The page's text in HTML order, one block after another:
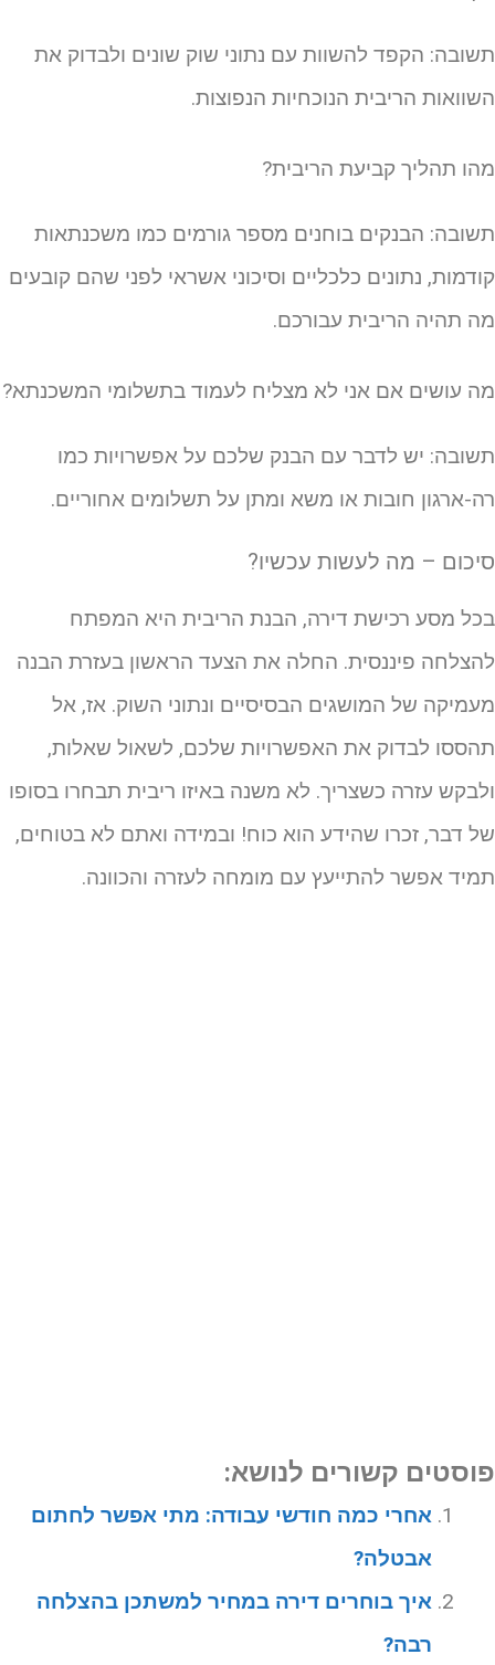
הקפד להשוות עם נתוני שוק שונים ולבדוק את
הריבית הנוכחיות הנפוצות.
תהליך קביעת הריבית?
הבנקים בוחנים מספר גורמים כמו משכנתאות
נתונים כלכליים וסיכוני אשראי לפני שהם קובעים
תהיה הריבית עבורכם.
עושים אם אני לא מצליח לעמוד בתשלומי המשכנתא?
יש לדבר עם הבנק שלכם על אפשרויות כמו
ארגון חובות או משא ומתן על תשלומים אחוריים.
– מה לעשות עכשיו?
מסע רכישת דירה, הבנת הריבית היא המפתח
פיננסית. החלה את הצעד הראשון בעזרת הבנה
של המושגים הבסיסיים ונתוני השוק. אז, אל
לבדוק את האפשרויות שלכם, לשאול שאלות,
עזרה כשצריך. לא משנה באיזו ריבית תבחרו בסופו
דבר, זכרו שהידע הוא כוח! ובמידה ואתם לא בטוחים,
אפשר להתייעץ עם מומחה לעזרה והכוונה.
קשורים לנושא:
אחרי כמה חודשי עבודה: מתי אפשר לחתום
אבטלה?
איך בוחרים דירה במחיר למשתכן בהצלחה
רבה?